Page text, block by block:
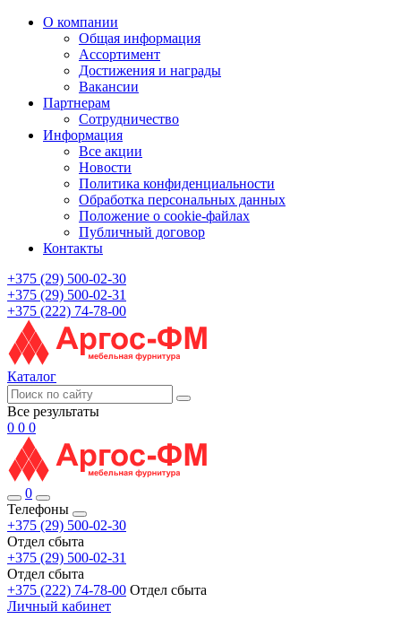
О компании
Общая информация
Ассортимент
Достижения и награды
Вакансии
Партнерам
Сотрудничество
Информация
Все акции
Новости
Политика конфиденциальности
Обработка персональных данных
Положение о cookie-файлах
Публичный договор
Контакты
+375 (29) 500-02-30
+375 (29) 500-02-31
+375 (222) 74-78-00
Каталог
Все результаты
0 0 0
0
Телефоны
+375 (29) 500-02-30
Отдел сбыта
+375 (29) 500-02-31
Отдел сбыта
+375 (222) 74-78-00 Отдел сбыта
Личный кабинет